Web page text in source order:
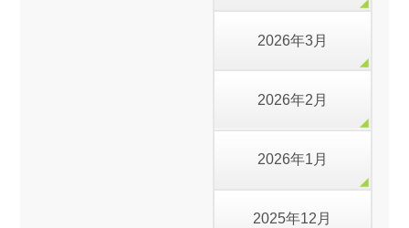
2026年3月
2026年2月
2026年1月
2025年12月